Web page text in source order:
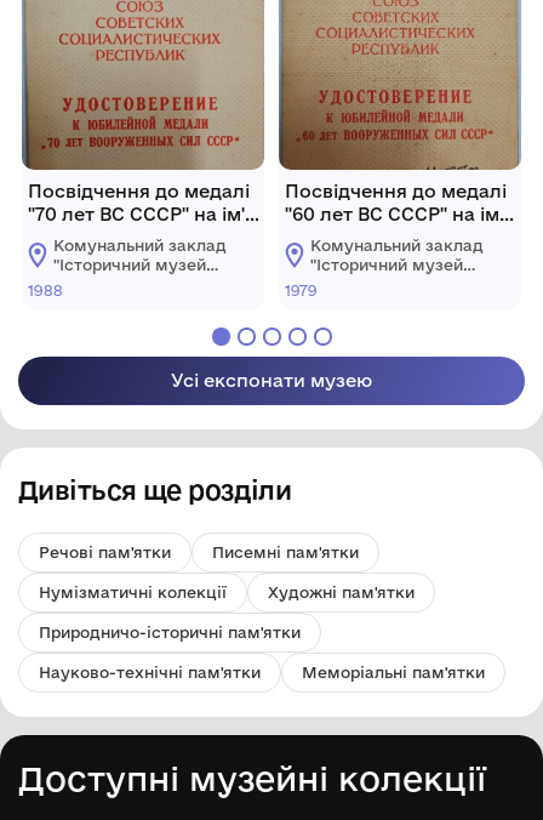
Посвідчення до медалі
"70 лет ВС СССР" на ім'я
Олешко А Г.
Комунальний заклад
"Історичний музей
м.Хмільник"
1988
Посвідчення до медалі
"60 лет ВС СССР" на ім'я
Олешко А. Г.
Комунальний заклад
"Історичний музей
м.Хмільник"
1979
Усі експонати музею
Дивіться ще розділи
Речові пам'ятки Писемні пам'ятки
Нумізматичні колекції Художні пам'ятки
Природничо-історичні пам'ятки
Науково-технічні пам'ятки Меморіальні пам'ятки
Доступні музейні колекції